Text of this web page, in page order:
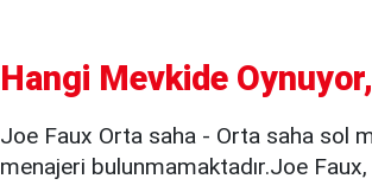
Hangi Mevkide
Joe Faux Orta saha - Orta saha sol
menajeri bulunmamaktadır.Joe Faux,